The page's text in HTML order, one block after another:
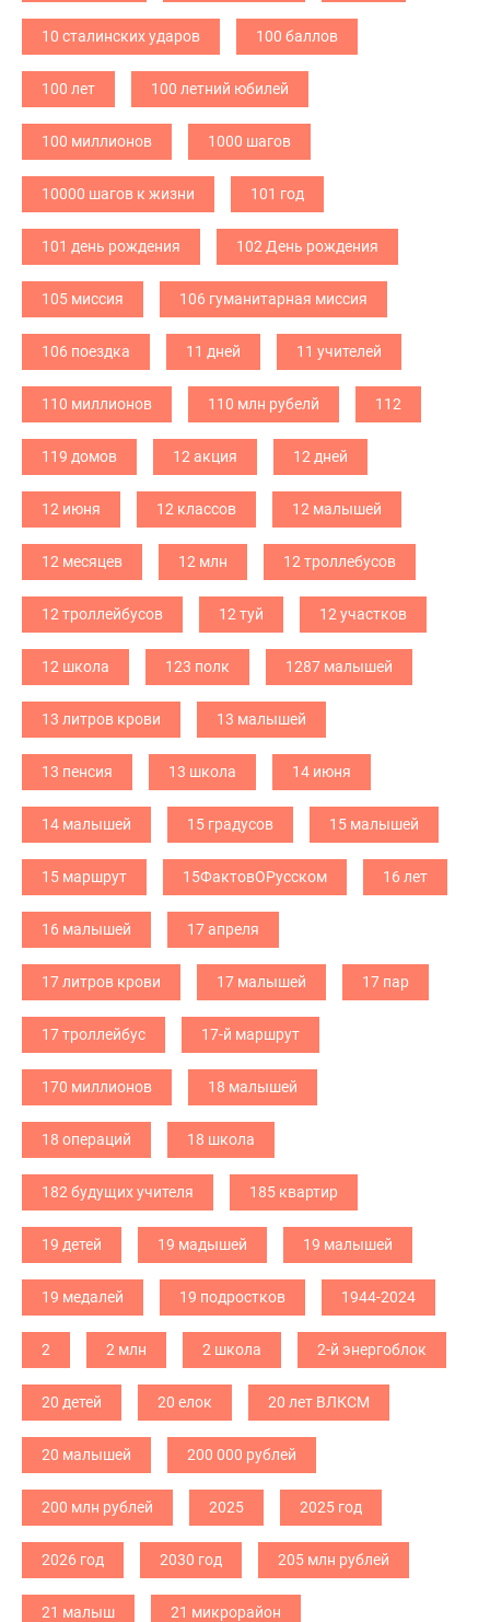
10 сталинских ударов 100 баллов
100 лет 100 летний юбилей
100 миллионов 1000 шагов
10000 шагов к жизни 101 год
101 день рождения 102 День рождения
105 миссия 106 гуманитарная миссия
106 поездка 11 дней 11 учителей
110 миллионов 110 млн рубелй 112
119 домов 12 акция 12 дней
12 июня 12 классов 12 малышей
12 месяцев 12 млн 12 троллебусов
12 троллейбусов 12 туй 12 участков
12 школа 123 полк 1287 малышей
13 литров крови 13 малышей
13 пенсия 13 школа 14 июня
14 малышей 15 градусов 15 малышей
15 маршрут 15ФактовОРусском 16 лет
16 малышей 17 апреля
17 литров крови 17 малышей 17 пар
17 троллейбус 17-й маршрут
170 миллионов 18 малышей
18 операций 18 школа
182 будущих учителя 185 квартир
19 детей 19 мадышей 19 малышей
19 медалей 19 подростков 1944-2024
2 2 млн 2 школа 2-й энергоблок
20 детей 20 елок 20 лет ВЛКСМ
20 малышей 200 000 рублей
200 млн рублей 2025 2025 год
2026 год 2030 год 205 млн рублей
21 малыш 21 микрорайон